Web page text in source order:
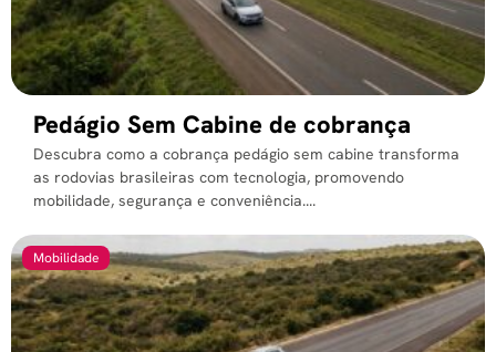
Pedágio Sem Cabine de cobrança
Descubra como a cobrança pedágio sem cabine transforma
as rodovias brasileiras com tecnologia, promovendo
mobilidade, segurança e conveniência....
Mobilidade